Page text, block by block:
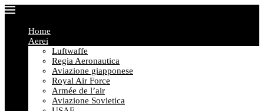
Home
Aerei
Luftwaffe
Regia Aeronautica
Aviazione giapponese
Royal Air Force
Armée de l’air
Aviazione Sovietica